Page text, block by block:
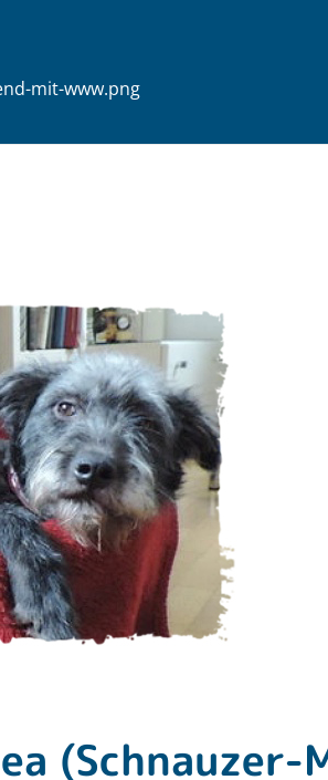
(Schnauzer-